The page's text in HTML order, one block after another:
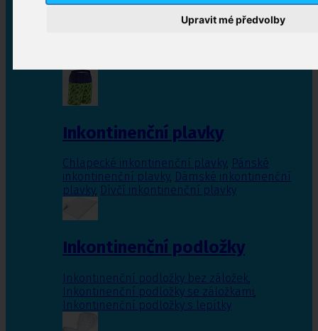
Upravit mé předvolby
Inkontinenční vložky
Inkontinenční plavky
Chlapecké inkontinenční plavky, Pánské
inkontinenční plavky, Dámské inkontinenční
plavky, Dívčí inkontinenční plavky
Inkontinenční podložky
Inkontinenční podložky bez záložek,
Inkontinenční podložky se záložkami,
Inkontinenční podložky s lepítky